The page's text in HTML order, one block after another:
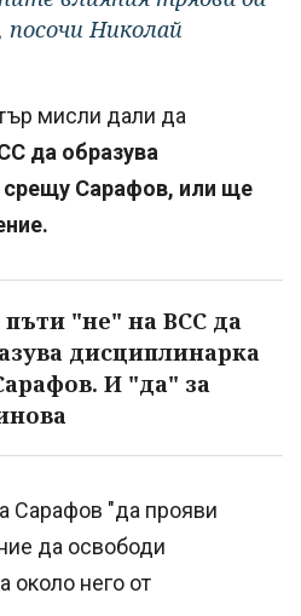
Николай
мисли дали да
да образува
Сарафов, или ще
пъти "не" на ВСС да
дисциплинарка
И "да" за
Сарафов "да прояви
да освободи
около него от